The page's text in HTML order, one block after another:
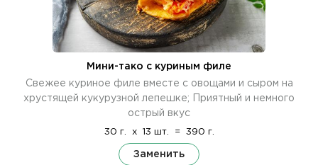
Мини-тако с куриным филе
Свежее куриное филе вместе с овощами и сыром на
хрустящей кукурузной лепешке; Приятный и немного
острый вкус
30 г. x 13 шт. = 390 г.
Заменить